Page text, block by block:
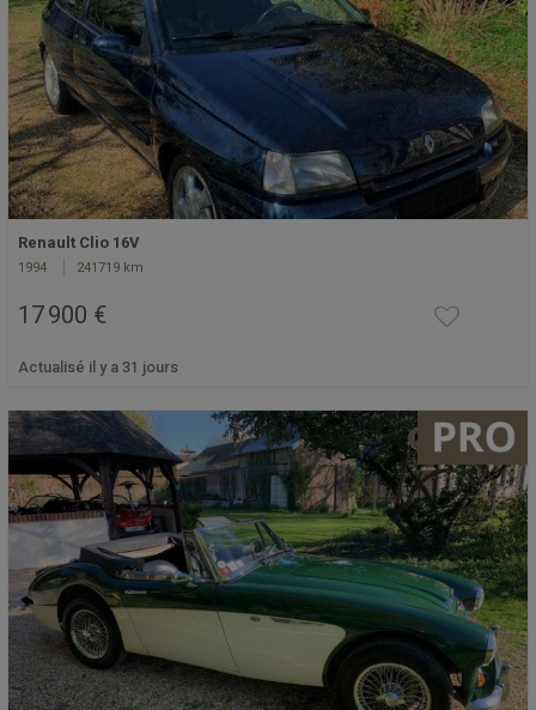
Renault Clio 16V
1994 241719 km
17 900 €
Actualisé il y a 31 jours